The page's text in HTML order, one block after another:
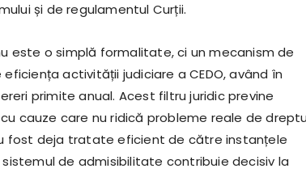
și de regulamentul Curții.
este o simplă formalitate, ci un mecanism de
activității judiciare a CEDO, având în
primite anual. Acest filtru juridic previne
cauze care nu ridică probleme reale de
fost deja tratate eficient de către instanțele
de admisibilitate contribuie decisiv la